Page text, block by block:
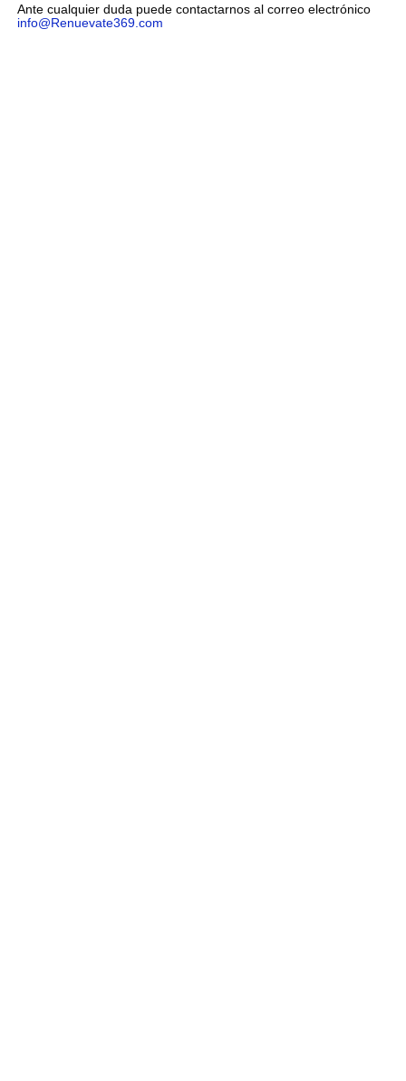
Ante cualquier duda puede contactarnos al correo electrónico
info@Renuevate369.com